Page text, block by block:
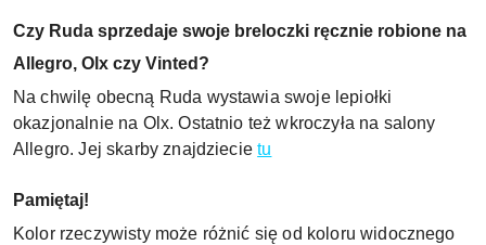
Czy Ruda sprzedaje swoje breloczki ręcznie robione na
Allegro, Olx czy Vinted?
Na chwilę obecną Ruda wystawia swoje lepiołki
okazjonalnie na Olx. Ostatnio też wkroczyła na salony
Allegro. Jej skarby znajdziecietu
Pamiętaj!
Kolor rzeczywisty może różnić się od koloru widocznego